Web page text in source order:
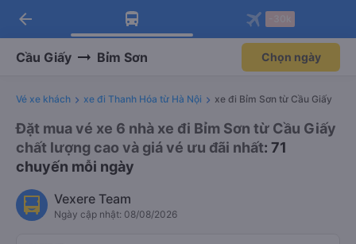
Tải app Vexere ngay!
Nhận ưu đãi thành viên độc
Mở app
Tải app Vexere
-30k/ghế khi đặt vé máy bay qua
Mở app
arrow_back
Cầu Giấy Bỉm Sơn Chọn ngày
Vé xe khách xe đi Thanh Hóa từ Hà Nội xe đi Bỉm Sơn từ Cầu Giấy
Đặt mua vé xe 6 nhà xe đi Bỉm Sơn từ Cầu Giấy
chất lượng cao và giá vé ưu đãi nhất: 71
chuyến mỗi ngày
Vexere Team
Ngày cập nhật: 08/08/2026